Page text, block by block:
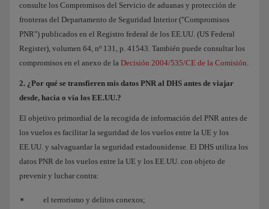
consulte los Compromisos del Servicio de aduanas y protección de
fronteras del Departamento de Seguridad Interior ("Compromisos
PNR") publicados en el Registro federal de los EE.UU. (US Federal
Register), volumen 64, nº 131, p. 41543. También puede consultar los
compromisos en el anexo de la Decisión 2004/535/CE de la Comisión.
2. ¿Por qué se transfieren mis datos PNR al DHS antes de viajar
desde, hacia o vía los EE.UU.?
El objetivo primordial de la recogida de información del PNR antes de
los vuelos es facilitar la seguridad de los vuelos entre la UE y los
EE.UU. y salvaguardar la seguridad estadounidense. El DHS utiliza los
datos PNR de los vuelos entre la UE y los EE.UU. con objeto de
prevenir y luchar contra:
el terrorismo y delitos conexos;